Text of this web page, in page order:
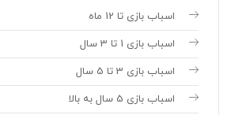
اسباب بازی تا 12 ماه
اسباب بازی 1 تا 3 سال
اسباب بازی 3 تا 5 سال
اسباب بازی 5 سال به بالا